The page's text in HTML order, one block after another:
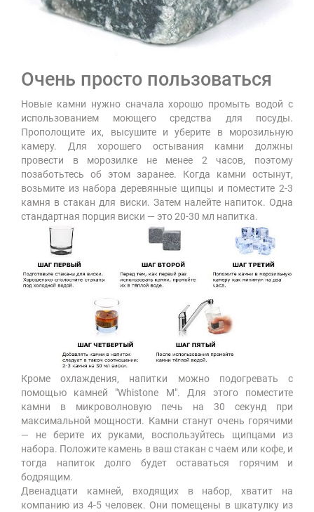
Очень просто пользоваться
Новые камни нужно сначала хорошо промыть водой с
использованием моющего средства для посуды.
Прополощите их, высушите и уберите в морозильную
камеру. Для хорошего остывания камни должны
провести в морозилке не менее 2 часов, поэтому
позаботьтесь об этом заранее. Когда камни остынут,
возьмите из набора деревянные щипцы и поместите 2-3
камня в стакан для виски. Затем налейте напиток. Одна
стандартная порция виски — это 20-30 мл напитка.
Кроме охлаждения, напитки можно подогревать с
помощью камней "Whistone M". Для этого поместите
камни в микроволновую печь на 30 секунд при
максимальной мощности. Камни станут очень горячими
— не берите их руками, воспользуйтесь щипцами из
набора. Положите камень в ваш стакан с чаем или кофе, и
тогда напиток долго будет оставаться горячим и
бодрящим.
Двенадцати камней, входящих в набор, хватит на
компанию из 4-5 человек. Они помещены в шкатулку из